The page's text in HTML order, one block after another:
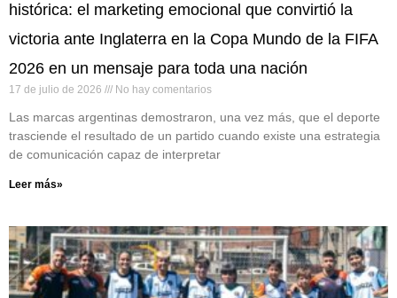
histórica: el marketing emocional que convirtió la
victoria ante Inglaterra en la Copa Mundo de la FIFA
2026 en un mensaje para toda una nación
17 de julio de 2026 No hay comentarios
Las marcas argentinas demostraron, una vez más, que el deporte
trasciende el resultado de un partido cuando existe una estrategia
de comunicación capaz de interpretar
Leer más»